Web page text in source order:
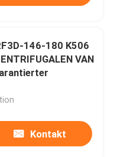
146-180 K506
VAN
Kontakt